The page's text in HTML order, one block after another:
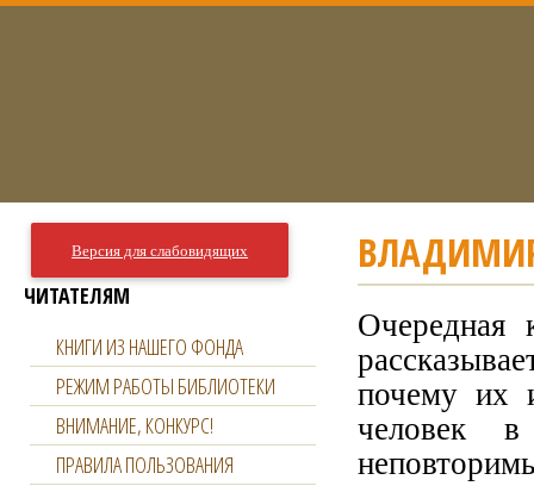
Очередная
почему их
человек
Версия для слабовидящих
ЧИТАТЕЛЯМ
КНИГИ ИЗ НАШЕГО ФОНДА
РЕЖИМ РАБОТЫ БИБЛИОТЕКИ
ВНИМАНИЕ, КОНКУРС!
ПРАВИЛА ПОЛЬЗОВАНИЯ